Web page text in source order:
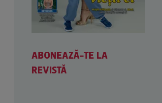
ABONEAZĂ-TE LA
REVISTĂ